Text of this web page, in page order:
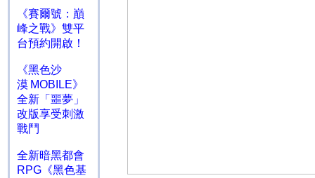
《賽爾號：巔
峰之戰》雙平
台預約開啟！
《黑色沙
漠 MOBILE》
全新「噩夢」
改版享受刺激
戰鬥
全新暗黑都會
RPG《黑色基